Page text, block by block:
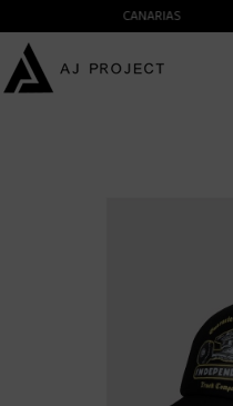
A LAS ISLAS CANARIAS